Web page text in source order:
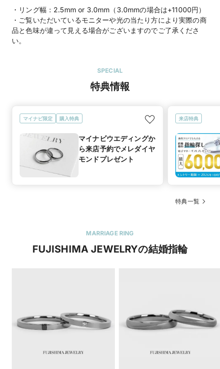
・リング幅：2.5mm or 3.0mm（3.0mmの場合は+11000円）
・ご覧いただいているモニターや光の当たり方により実際の商
品と色味が違って見える場合がございますのでご了承くださ
い。
SPECIAL
特典情報
マイナビ限定 購入特典
マイナビウエディングか
ら来店予約でメレダイヤ
モンドプレゼント
来店特典
特典一覧
MARRIAGE RING
FUJISHIMA JEWELRYの結婚指輪